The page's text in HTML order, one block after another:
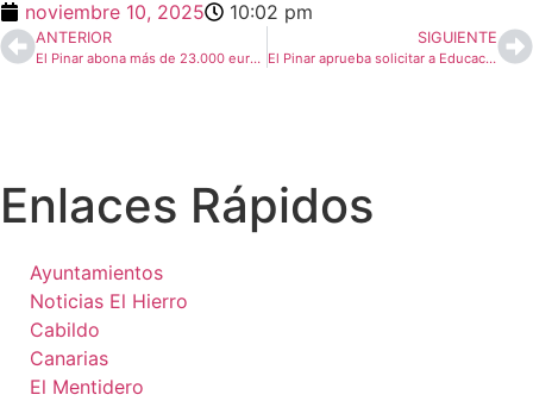
noviembre 10, 2025 10:02 pm
ANTERIOR
El Pinar abona más de 23.000 euros en ayudas de estudio y material escolar
SIGUIENTE
El Pinar aprueba solicitar a Educación financiar el techado de la cancha del CEIP Taibique
Enlaces Rápidos
Ayuntamientos
Noticias El Hierro
Cabildo
Canarias
El Mentidero